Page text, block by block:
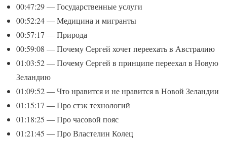
00:47:29 — Государственные услуги
00:52:24 — Медицина и мигранты
00:57:17 — Природа
00:59:08 — Почему Сергей хочет переехать в Австралию
01:03:52 — Почему Сергей в принципе переехал в Новую
Зеландию
01:09:52 — Что нравится и не нравится в Новой Зеландии
01:15:17 — Про стэк технологий
01:18:25 — Про часовой пояс
01:21:45 — Про Властелин Колец